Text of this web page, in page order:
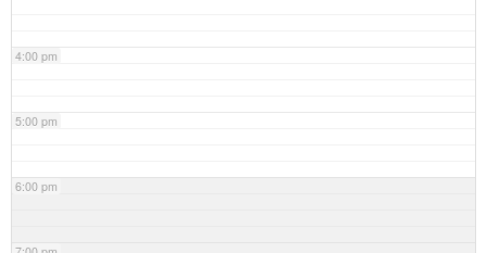
4:00 pm
5:00 pm
6:00 pm